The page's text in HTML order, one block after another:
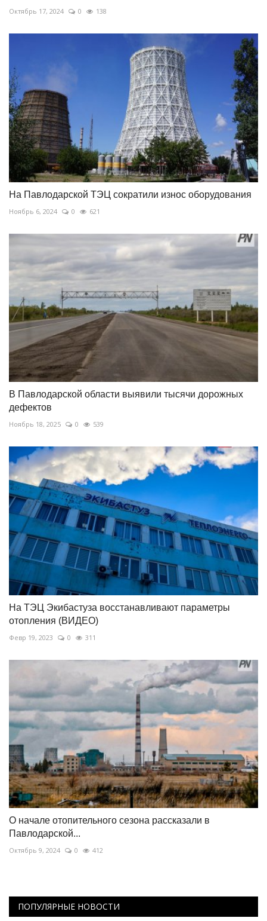
Октябрь 17, 2024 0 138
На Павлодарской ТЭЦ сократили износ оборудования
Ноябрь 6, 2024 0 621
В Павлодарской области выявили тысячи дорожных
дефектов
Ноябрь 18, 2025 0 539
На ТЭЦ Экибастуза восстанавливают параметры
отопления (ВИДЕО)
Февр 19, 2023 0 311
О начале отопительного сезона рассказали в
Павлодарской...
Октябрь 9, 2024 0 412
ПОПУЛЯРНЫЕ НОВОСТИ